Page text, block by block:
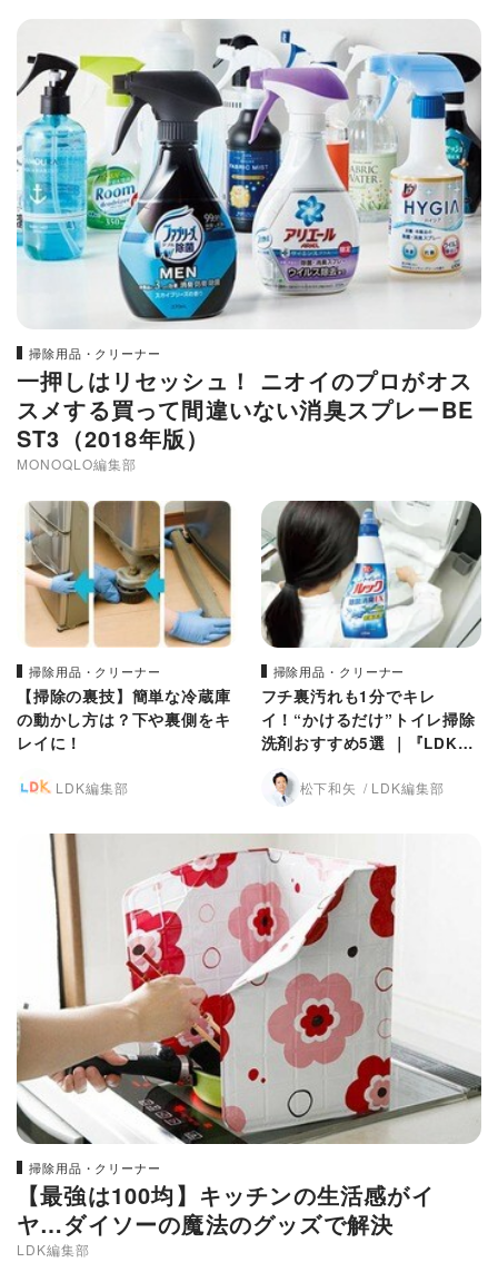
掃除用品・クリーナー
一押しはリセッシュ！ ニオイのプロがオス
スメする買って間違いない消臭スプレーBE
ST3（2018年版）
MONOQLO編集部
掃除用品・クリーナー
【掃除の裏技】簡単な冷蔵庫
の動かし方は？下や裏側をキ
レイに！
LDK編集部
掃除用品・クリーナー
フチ裏汚れも1分でキレ
イ！“かけるだけ”トイレ掃除
洗剤おすすめ5選 ｜『LDK』
が検証しました
松下和矢 LDK編集部
掃除用品・クリーナー
【最強は100均】キッチンの生活感がイ
ヤ…ダイソーの魔法のグッズで解決
LDK編集部